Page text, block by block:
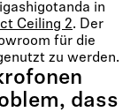
in
Ceiling 2. Der
für die
zu werden.
dass